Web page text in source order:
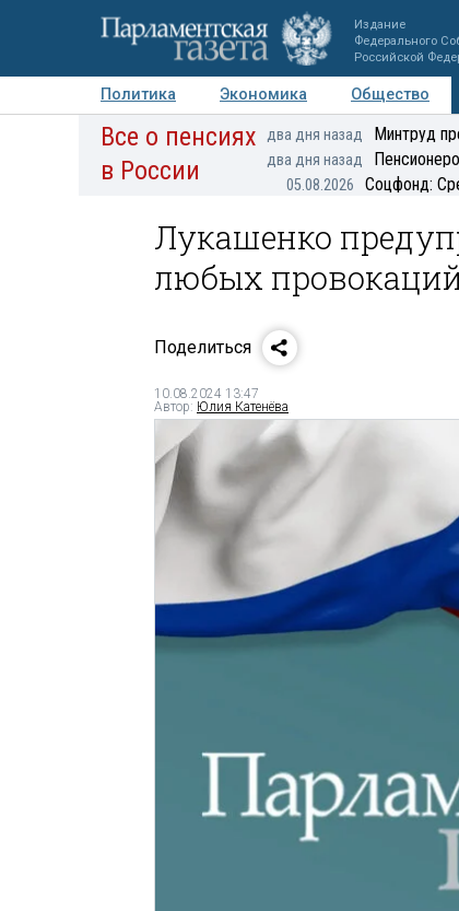
Издание
Федерального
Российской
Политика Экономика Общество
Авторы Персоны Мнения
Все о пенсиях
в России
два дня назад Минтруд
два дня назад
05.08.2026 Соцфонд:
Лукашенко
любых
Поделиться
10.08.2024 13:47
Автор: Юлия Катенёва